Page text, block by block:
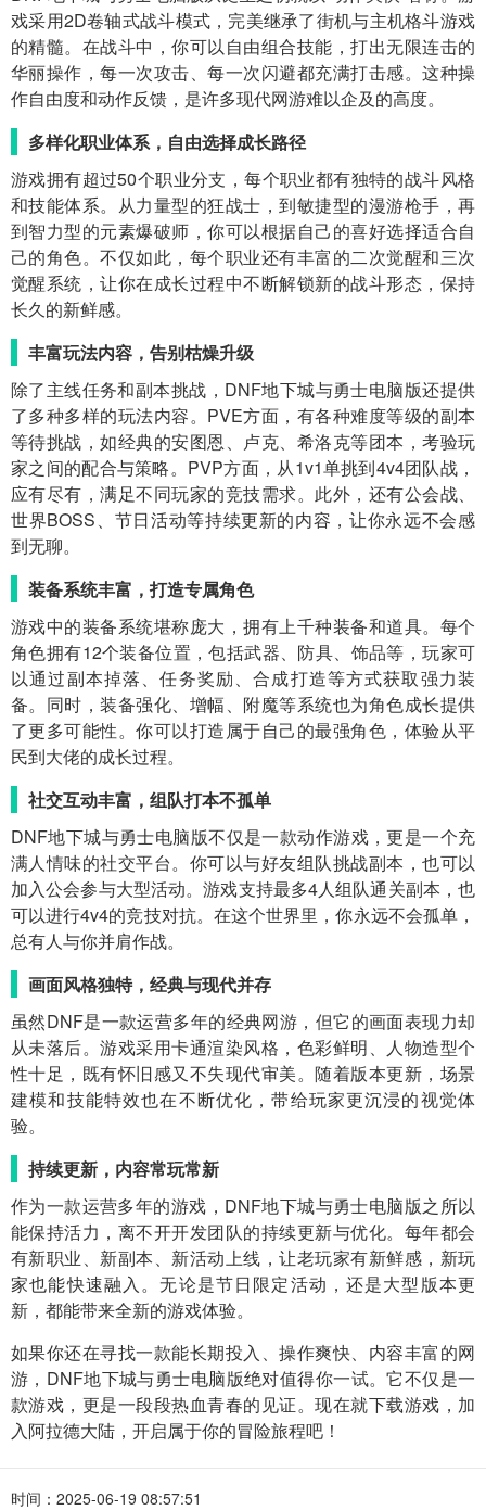
戏采用2D卷轴式战斗模式，完美继承了街机与主机格斗游戏
的精髓。在战斗中，你可以自由组合技能，打出无限连击的
华丽操作，每一次攻击、每一次闪避都充满打击感。这种操
作自由度和动作反馈，是许多现代网游难以企及的高度。
多样化职业体系，自由选择成长路径
游戏拥有超过50个职业分支，每个职业都有独特的战斗风格
和技能体系。从力量型的狂战士，到敏捷型的漫游枪手，再
到智力型的元素爆破师，你可以根据自己的喜好选择适合自
己的角色。不仅如此，每个职业还有丰富的二次觉醒和三次
觉醒系统，让你在成长过程中不断解锁新的战斗形态，保持
长久的新鲜感。
丰富玩法内容，告别枯燥升级
除了主线任务和副本挑战，DNF地下城与勇士电脑版还提供
了多种多样的玩法内容。PVE方面，有各种难度等级的副本
等待挑战，如经典的安图恩、卢克、希洛克等团本，考验玩
家之间的配合与策略。PVP方面，从1v1单挑到4v4团队战，
应有尽有，满足不同玩家的竞技需求。此外，还有公会战、
世界BOSS、节日活动等持续更新的内容，让你永远不会感
到无聊。
装备系统丰富，打造专属角色
游戏中的装备系统堪称庞大，拥有上千种装备和道具。每个
角色拥有12个装备位置，包括武器、防具、饰品等，玩家可
以通过副本掉落、任务奖励、合成打造等方式获取强力装
备。同时，装备强化、增幅、附魔等系统也为角色成长提供
了更多可能性。你可以打造属于自己的最强角色，体验从平
民到大佬的成长过程。
社交互动丰富，组队打本不孤单
DNF地下城与勇士电脑版不仅是一款动作游戏，更是一个充
满人情味的社交平台。你可以与好友组队挑战副本，也可以
加入公会参与大型活动。游戏支持最多4人组队通关副本，也
可以进行4v4的竞技对抗。在这个世界里，你永远不会孤单，
总有人与你并肩作战。
画面风格独特，经典与现代并存
虽然DNF是一款运营多年的经典网游，但它的画面表现力却
从未落后。游戏采用卡通渲染风格，色彩鲜明、人物造型个
性十足，既有怀旧感又不失现代审美。随着版本更新，场景
建模和技能特效也在不断优化，带给玩家更沉浸的视觉体
验。
持续更新，内容常玩常新
作为一款运营多年的游戏，DNF地下城与勇士电脑版之所以
能保持活力，离不开开发团队的持续更新与优化。每年都会
有新职业、新副本、新活动上线，让老玩家有新鲜感，新玩
家也能快速融入。无论是节日限定活动，还是大型版本更
新，都能带来全新的游戏体验。
如果你还在寻找一款能长期投入、操作爽快、内容丰富的网
游，DNF地下城与勇士电脑版绝对值得你一试。它不仅是一
款游戏，更是一段段热血青春的见证。现在就下载游戏，加
入阿拉德大陆，开启属于你的冒险旅程吧！
时间：2025-06-19 08:57:51